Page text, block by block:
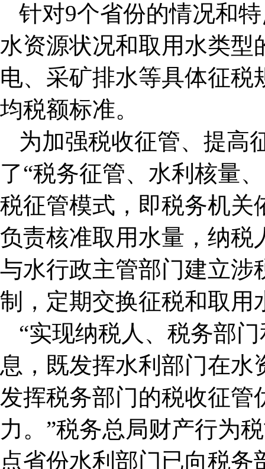
针对9个省份的情况和
水资源状况和取用水类型
电、采矿排水等具体征
均税额标准。
为加强税收征管、提高
了“税务征管、水利核量
税征管模式，即税务机关
负责核准取用水量，纳税
与水行政主管部门建立涉
制，定期交换征税和取用
“实现纳税人、税务部
息，既发挥水利部门在
发挥税务部门的税收征管
力。”税务总局财产行为
点省份水利部门已向税务